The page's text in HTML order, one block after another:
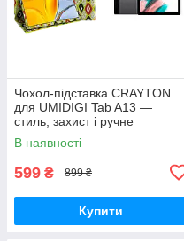
Чохол-підставка CRAYTON
для UMIDIGI Tab A13 —
стиль, захист і ручне
збирання, колір Камні
В наявності
599 ₴ 899 ₴
Купити